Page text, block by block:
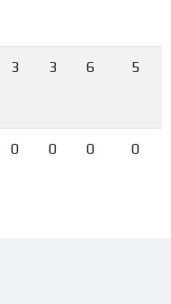
3 3 6 5
0 0 0 0